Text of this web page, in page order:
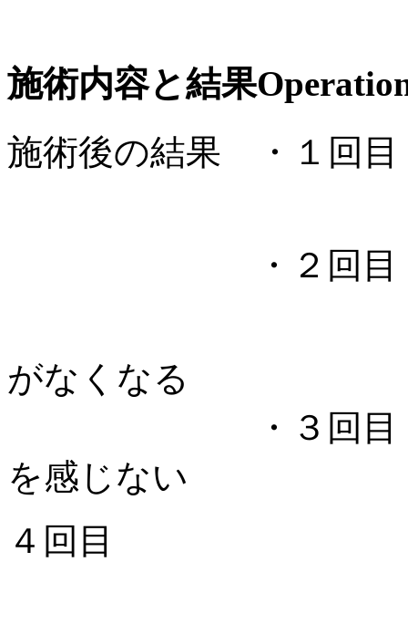
施術内容と結果
施術後の結果 ・１回
・２回目 痛み
がなくなる
・３回目 日常
を感じない
４回目